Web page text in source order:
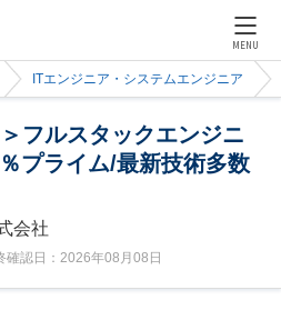
MENU
ITエンジニア・システムエンジニア
フルスタックエンジニ
プライム/最新技術多数
会社
認日：2026年08月08日